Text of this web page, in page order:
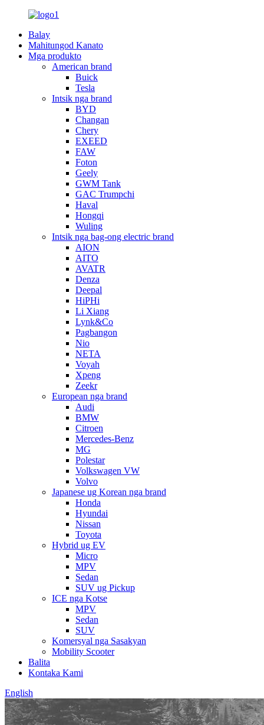
Balay
Mahitungod Kanato
Mga produkto
American brand
Buick
Tesla
Intsik nga brand
BYD
Changan
Chery
EXEED
FAW
Foton
Geely
GWM Tank
GAC Trumpchi
Haval
Hongqi
Wuling
Intsik nga bag-ong electric brand
AION
AITO
AVATR
Denza
Deepal
HiPHi
Li Xiang
Lynk&Co
Pagbangon
Nio
NETA
Voyah
Xpeng
Zeekr
European nga brand
Audi
BMW
Citroen
Mercedes-Benz
MG
Polestar
Volkswagen VW
Volvo
Japanese ug Korean nga brand
Honda
Hyundai
Nissan
Toyota
Hybrid ug EV
Micro
MPV
Sedan
SUV ug Pickup
ICE nga Kotse
MPV
Sedan
SUV
Komersyal nga Sasakyan
Mobility Scooter
Balita
Kontaka Kami
English